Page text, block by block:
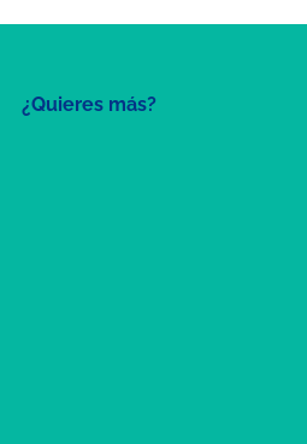
¿Quieres más?